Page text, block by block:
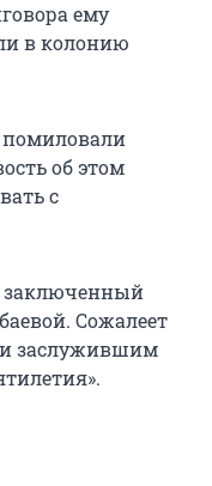
ему
в колонию
помиловали
об этом
с
заключенный
Сожалеет
и заслужившим